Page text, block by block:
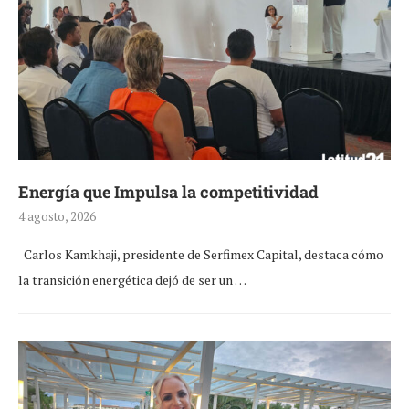
Energía que Impulsa la competitividad
4 agosto, 2026
Carlos Kamkhaji, presidente de Serfimex Capital, destaca cómo
la transición energética dejó de ser un …